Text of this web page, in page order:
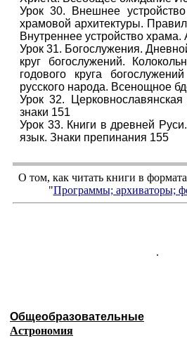
Урок 30. Внешнее
храмовой архитектуры.
Внутреннее устройство храма.
Урок 31. Богослужения.
круг богослужений.
годового круга
русского народа. Всенощное
Урок 32.
знаки 151
Урок 33. Книги в древней
язык. Знаки препинания 155
О том, как читать книги в
"Программы; архиваторы;
.
Общеобразовательные
Астрономия